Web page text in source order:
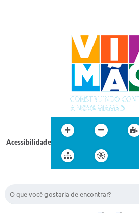
Acessibilidade